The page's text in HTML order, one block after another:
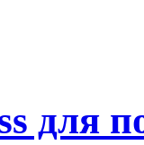
для